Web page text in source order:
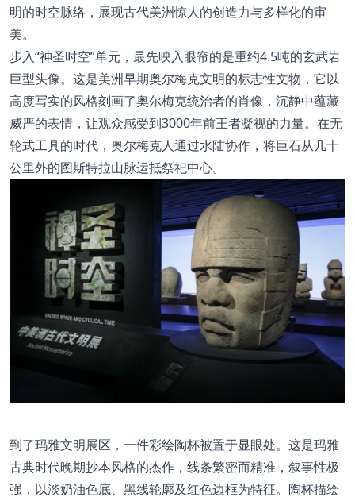
明的时空脉络，展现古代美洲惊人的创造力与多样化的审
美。
步入“神圣时空”单元，最先映入眼帘的是重约4.5吨的玄武岩
巨型头像。这是美洲早期奥尔梅克文明的标志性文物，它以
高度写实的风格刻画了奥尔梅克统治者的肖像，沉静中蕴藏
威严的表情，让观众感受到3000年前王者凝视的力量。在无
轮式工具的时代，奥尔梅克人通过水陆协作，将巨石从几十
公里外的图斯特拉山脉运抵祭祀中心。
到了玛雅文明展区，一件彩绘陶杯被置于显眼处。这是玛雅
古典时代晚期抄本风格的杰作，线条繁密而精准，叙事性极
强，以淡奶油色底、黑线轮廓及红色边框为特征。陶杯描绘